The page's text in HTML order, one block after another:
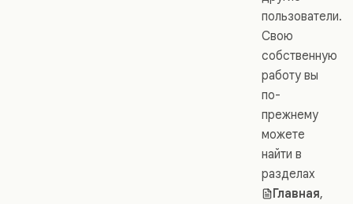
пользователи.
Свою
собственную
работу вы
по-
прежнему
можете
найти в
разделах
Главная,